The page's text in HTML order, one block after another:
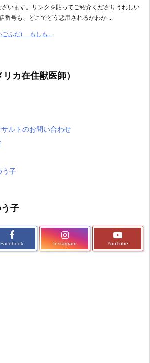
ざいます。リンクを貼ってご紹介くださりうれしい
番号も、どこでどう悪用されるかわか ...
ごふだ) もしも...
カ在住獣医師）
ルトのお問い合わせ
う子
子
Facebook Instagram YouTube